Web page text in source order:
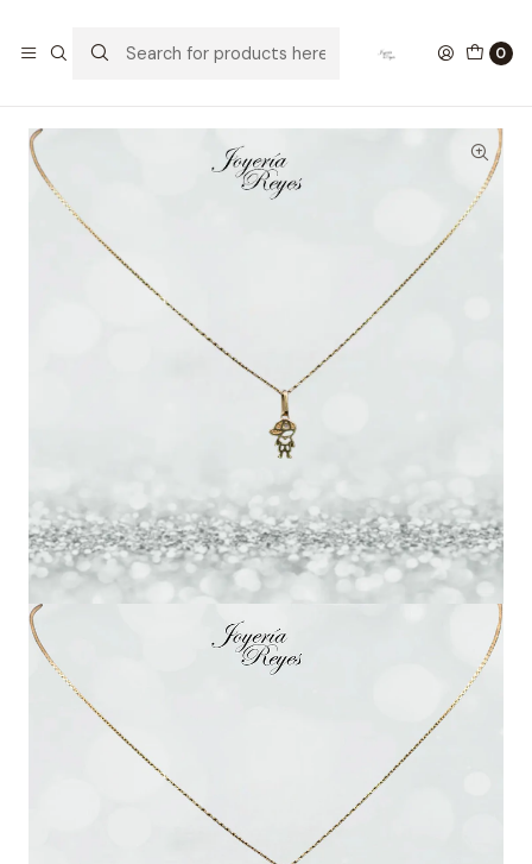
0
Cadena Limada de Oro amarillo 18 kilates Niño, fabricación
Italiana, 1,57 grs, 50 cm